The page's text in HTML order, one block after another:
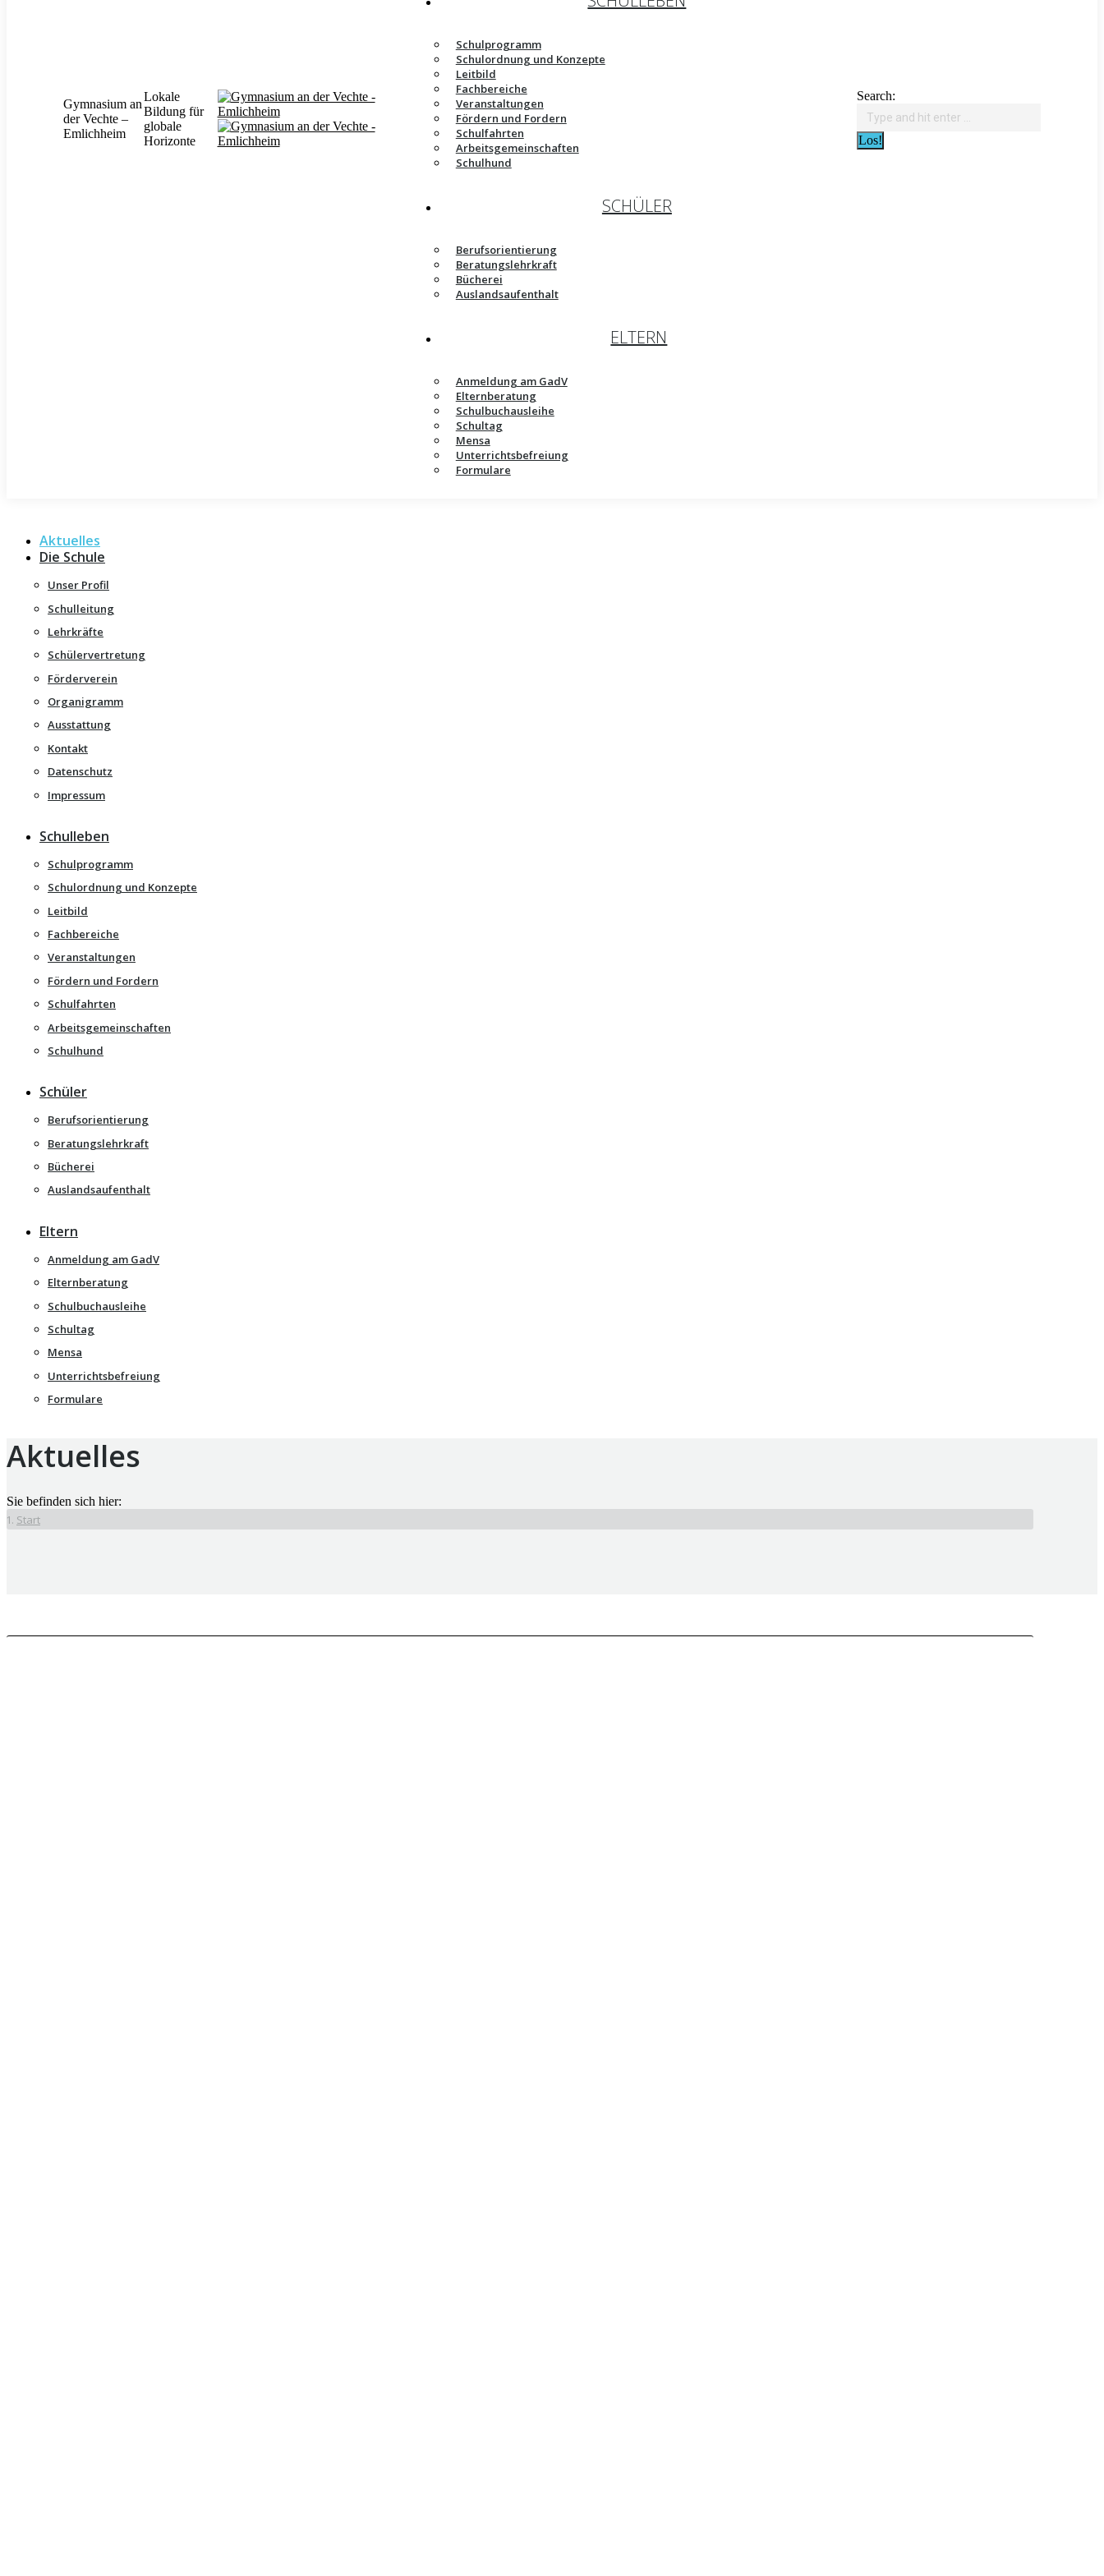
Gymnasium an
der Vechte –
Emlichheim
Lokale
Bildung für
globale
Horizonte
Schulprogramm
Schulordnung und Konzepte
Leitbild
Fachbereiche
Veranstaltungen
Fördern und Fordern
Schulfahrten
Arbeitsgemeinschaften
Schulhund
SCHÜLER
Berufsorientierung
Beratungslehrkraft
Bücherei
Auslandsaufenthalt
ELTERN
Anmeldung am GadV
Elternberatung
Schulbuchausleihe
Schultag
Mensa
Unterrichtsbefreiung
Formulare
Search:
Aktuelles
Die Schule
Unser Profil
Schulleitung
Lehrkräfte
Schülervertretung
Förderverein
Organigramm
Ausstattung
Kontakt
Datenschutz
Impressum
Schulleben
Schulprogramm
Schulordnung und Konzepte
Leitbild
Fachbereiche
Veranstaltungen
Fördern und Fordern
Schulfahrten
Arbeitsgemeinschaften
Schulhund
Schüler
Berufsorientierung
Beratungslehrkraft
Bücherei
Auslandsaufenthalt
Eltern
Anmeldung am GadV
Elternberatung
Schulbuchausleihe
Schultag
Mensa
Unterrichtsbefreiung
Formulare
Aktuelles
Sie befinden sich hier:
Start